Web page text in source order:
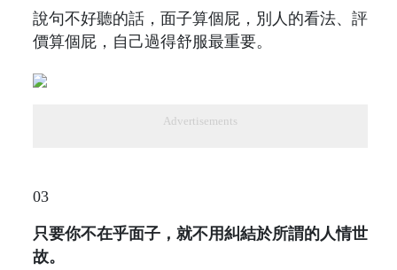
說句不好聽的話，面子算個屁，別人的看法、評
價算個屁，自己過得舒服最重要。
Advertisements
03
只要你不在乎面子，就不用糾結於所謂的人情世
故。